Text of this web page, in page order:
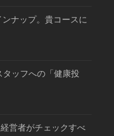
ナップ。貴コースに
ッフへの「健康投
営者がチェックすべ